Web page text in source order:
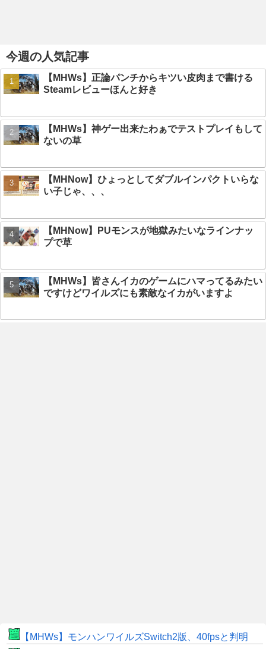
今週の人気記事
【MHWs】正論パンチからキツい皮肉まで書ける
Steamレビューほんと好き
【MHWs】神ゲー出来たわぁでテストプレイもして
ないの草
【MHNow】ひょっとしてダブルインパクトいらな
い子じゃ、、、
【MHNow】PUモンスが地獄みたいなラインナッ
プで草
【MHWs】皆さんイカのゲームにハマってるみたい
ですけどワイルズにも素敵なイカがいますよ
【MHWs】モンハンワイルズSwitch2版、40fpsと判明